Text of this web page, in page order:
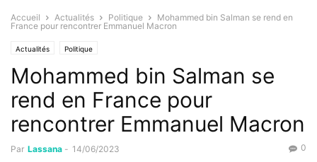
Accueil Actualités Politique
Mohammed bin Salman se rend en
France pour rencontrer Emmanuel Macron
Actualités Politique
Mohammed bin Salman se
rend en France pour
rencontrer Emmanuel Macron
Par Lassana - 14/06/2023 0